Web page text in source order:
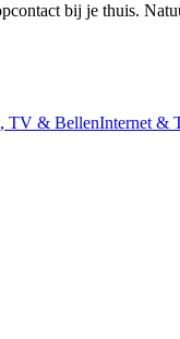
bij je thuis.
TV & BellenInternet &